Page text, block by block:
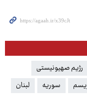
رژیم صهیونیستی
سوریه
لبنان